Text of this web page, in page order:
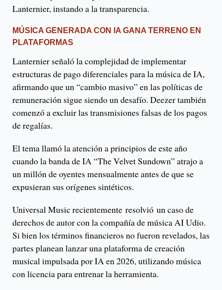
Lanternier, instando a la transparencia.
MÚSICA GENERADA CON IA GANA TERRENO EN
PLATAFORMAS
Lanternier señaló la complejidad de implementar
estructuras de pago diferenciales para la música de IA,
afirmando que un “cambio masivo” en las políticas de
remuneración sigue siendo un desafío. Deezer también
comenzó a excluir las transmisiones falsas de los pagos
de regalías.
El tema llamó la atención a principios de este año
cuando la banda de IA “The Velvet Sundown” atrajo a
un millón de oyentes mensualmente antes de que se
expusieran sus orígenes sintéticos.
Universal Music recientemente resolvió un caso de
derechos de autor con la compañía de música AI Udio.
Si bien los términos financieros no fueron revelados, las
partes planean lanzar una plataforma de creación
musical impulsada por IA en 2026, utilizando música
con licencia para entrenar la herramienta.